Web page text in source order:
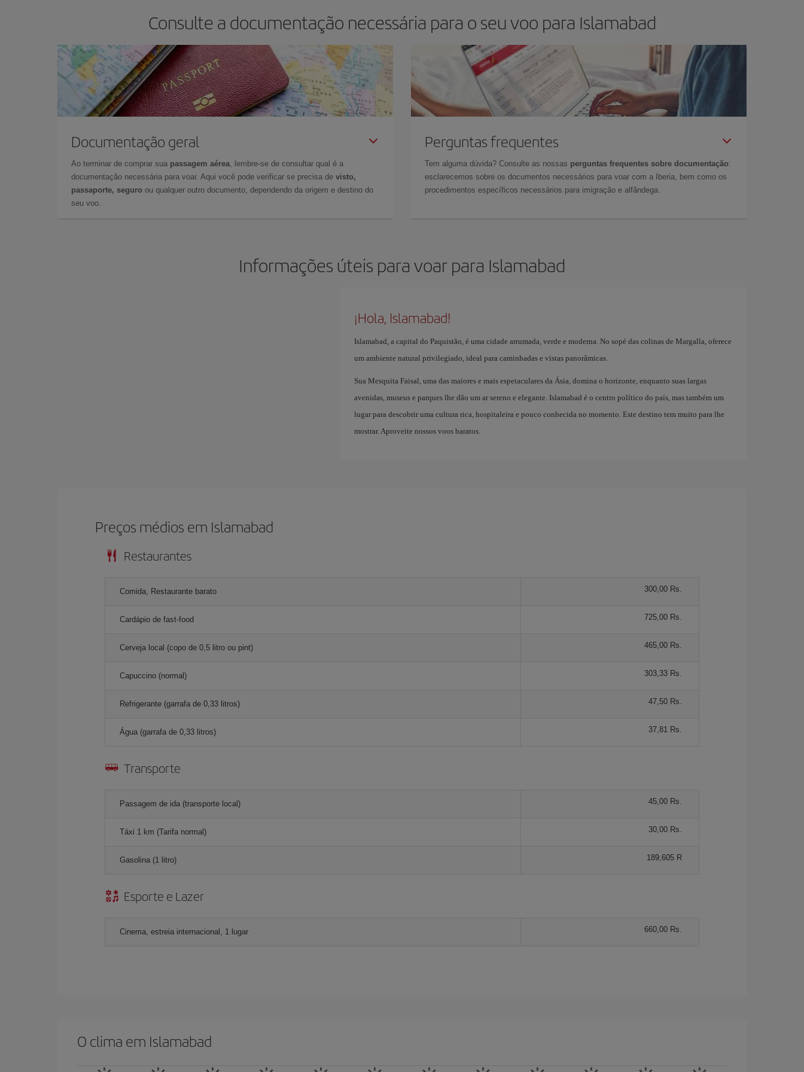
Consulte a documentação necessária para o seu voo para Islamabad
Documentação geral
Ao terminar de comprar sua passagem aérea , lembre-se de consultar qual é a
documentação necessária para voar. Aqui você pode verificar se precisa de visto,
passaporte, seguro ou qualquer outro documento, dependendo da origem e destino do
seu voo.
Perguntas frequentes
Tem alguma dúvida? Consulte as nossas perguntas frequentes sobre documentação:
esclarecemos sobre os documentos necessários para voar com a Iberia, bem como os
procedimentos específicos necessários para imigração e alfândega.
Informações úteis para voar para Islamabad
¡Hola, Islamabad!
Islamabad, a capital do Paquistão, é uma cidade arrumada, verde e moderna. No sopé das colinas de Margalla, oferece
um ambiente natural privilegiado, ideal para caminhadas e vistas panorâmicas.
Sua Mesquita Faisal, uma das maiores e mais espetaculares da Ásia, domina o horizonte, enquanto suas largas
avenidas, museus e parques lhe dão um ar sereno e elegante. Islamabad é o centro político do país, mas também um
lugar para descobrir uma cultura rica, hospitaleira e pouco conhecida no momento. Este destino tem muito para lhe
mostrar. Aproveite nossos voos baratos.
Preços médios em Islamabad
Restaurantes
Comida, Restaurante barato 300,00 Rs.
Cardápio de fast-food 725,00 Rs.
Cerveja local (copo de 0,5 litro ou pint) 465,00 Rs.
Capuccino (normal) 303,33 Rs.
Refrigerante (garrafa de 0,33 litros) 47,50 Rs.
Água (garrafa de 0,33 litros) 37,81 Rs.
Transporte
Passagem de ida (transporte local) 45,00 Rs.
Táxi 1 km (Tarifa normal) 30,00 Rs.
Gasolina (1 litro) 189,605 R
Esporte e Lazer
Cinema, estreia internacional, 1 lugar 660,00 Rs.
O clima em Islamabad